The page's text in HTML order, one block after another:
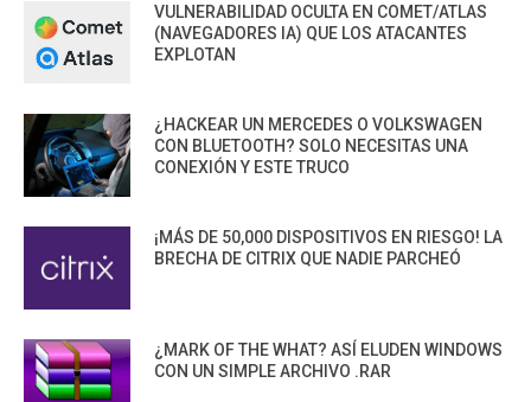
VULNERABILIDAD OCULTA EN COMET/ATLAS
(NAVEGADORES IA) QUE LOS ATACANTES
EXPLOTAN
¿HACKEAR UN MERCEDES O VOLKSWAGEN
CON BLUETOOTH? SOLO NECESITAS UNA
CONEXIÓN Y ESTE TRUCO
¡MÁS DE 50,000 DISPOSITIVOS EN RIESGO! LA
BRECHA DE CITRIX QUE NADIE PARCHEÓ
¿MARK OF THE WHAT? ASÍ ELUDEN WINDOWS
CON UN SIMPLE ARCHIVO .RAR